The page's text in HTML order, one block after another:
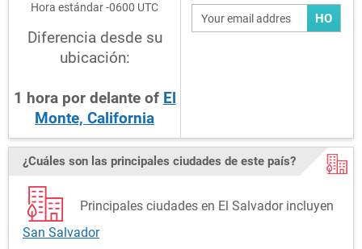
Hora estándar -0600 UTC
Diferencia desde su
ubicación:
1 hora por delante of El
Monte, California
HO
¿Cuáles son las principales ciudades de este país?
Principales ciudades en El Salvador incluyen
San Salvador